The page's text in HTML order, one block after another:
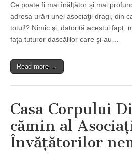
Ce poate fi mai înălţător şi mai
adresa urări unei asociaţii dragi, din
totul!? Nimic şi, datorită acestui fapt,
faţa tuturor dascălilor care şi-au…
Read more →
Casa Corpului
cămin al
Învăţătorilor